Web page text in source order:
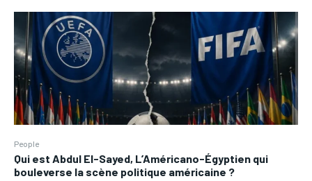
People
Qui est Abdul El-Sayed, L’Américano-Égyptien qui
bouleverse la scène politique américaine ?